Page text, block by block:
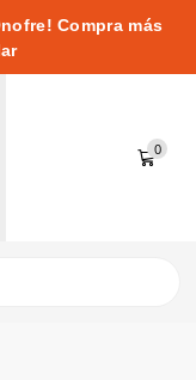
Compra más
0